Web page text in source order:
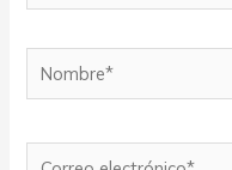
Nombre*
Correo